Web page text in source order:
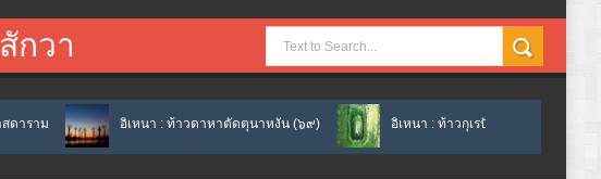
สักวา
อิเหนา : ท้าวดาหาตัดตุนาหงัน (๖๙) อิเหนา : ท้าวกุเรปันผัดท้าวดาหา (๖๘)